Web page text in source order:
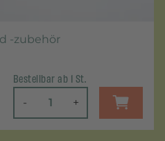
-zubehör
Bestellbar ab 1 St.
- +